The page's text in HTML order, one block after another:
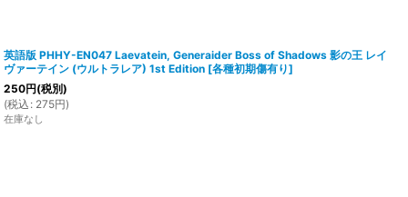
英語版 PHHY-EN047 Laevatein, Generaider Boss of Shadows 影の王 レイ
ヴァーテイン (ウルトラレア) 1st Edition [各種初期傷有り]
250円(税別)
(税込 : 275円)
在庫なし